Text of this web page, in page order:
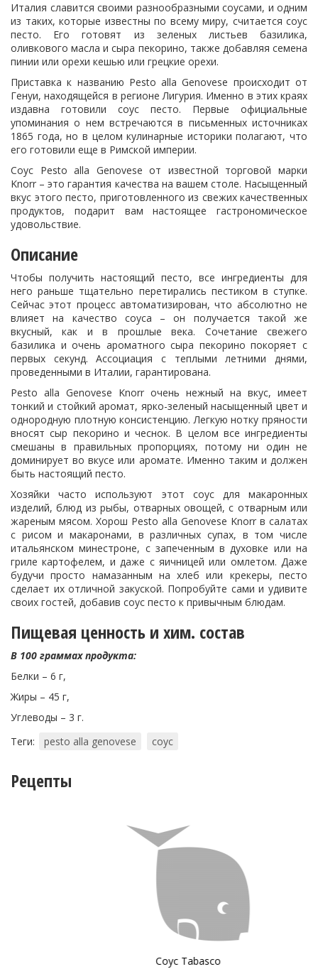
Италия славится своими разнообразными соусами, и одним
из таких, которые известны по всему миру, считается соус
песто. Его готовят из зеленых листьев базилика,
оливкового масла и сыра пекорино, также добавляя семена
пинии или орехи кешью или грецкие орехи.
Приставка к названию Pesto alla Genovese происходит от
Генуи, находящейся в регионе Лигурия. Именно в этих краях
издавна готовили соус песто. Первые официальные
упоминания о нем встречаются в письменных источниках
1865 года, но в целом кулинарные историки полагают, что
его готовили еще в Римской империи.
Соус Pesto alla Genovese от известной торговой марки
Knorr – это гарантия качества на вашем столе. Насыщенный
вкус этого песто, приготовленного из свежих качественных
продуктов, подарит вам настоящее гастрономическое
удовольствие.
Описание
Чтобы получить настоящий песто, все ингредиенты для
него раньше тщательно перетирались пестиком в ступке.
Сейчас этот процесс автоматизирован, что абсолютно не
влияет на качество соуса – он получается такой же
вкусный, как и в прошлые века. Сочетание свежего
базилика и очень ароматного сыра пекорино покоряет с
первых секунд. Ассоциация с теплыми летними днями,
проведенными в Италии, гарантирована.
Pesto alla Genovese Knorr очень нежный на вкус, имеет
тонкий и стойкий аромат, ярко-зеленый насыщенный цвет и
однородную плотную консистенцию. Легкую нотку пряности
вносят сыр пекорино и чеснок. В целом все ингредиенты
смешаны в правильных пропорциях, потому ни один не
доминирует во вкусе или аромате. Именно таким и должен
быть настоящий песто.
Хозяйки часто используют этот соус для макаронных
изделий, блюд из рыбы, отварных овощей, с отварным или
жареным мясом. Хорош Pesto alla Genovese Knorr в салатах
с рисом и макаронами, в различных супах, в том числе
итальянском минестроне, с запеченным в духовке или на
гриле картофелем, и даже с яичницей или омлетом. Даже
будучи просто намазанным на хлеб или крекеры, песто
сделает их отличной закуской. Попробуйте сами и удивите
своих гостей, добавив соус песто к привычным блюдам.
Пищевая ценность и хим. состав
В 100 граммах продукта:
Белки – 6 г,
Жиры – 45 г,
Углеводы – 3 г.
Теги:
pesto alla genovese соус
Рецепты
Соус Tabasco